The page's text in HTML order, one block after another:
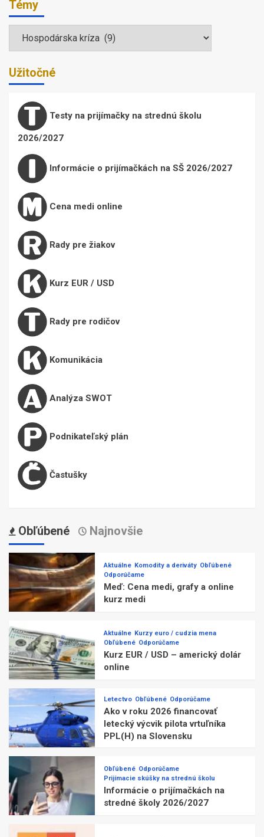
Témy
Témy
Užitočné
Testy na prijímačky na strednú školu
2026/2027
Informácie o prijímačkách na SŠ 2026/2027
Cena medi online
Rady pre žiakov
Kurz EUR / USD
Rady pre rodičov
Komunikácia
Analýza SWOT
Podnikateľský plán
Častušky
Obľúbené Najnovšie
Aktuálne Komodity a deriváty Obľúbené
Odporúčame
Meď: Cena medi, grafy a online
kurz medi
Aktuálne Kurzy euro / cudzia mena
Obľúbené Odporúčame
Kurz EUR / USD – americký dolár
online
Letectvo Obľúbené Odporúčame
Ako v roku 2026 financovať
letecký výcvik pilota vrtuľníka
PPL(H) na Slovensku
Obľúbené Odporúčame
Prijímacie skúšky na strednú školu
Informácie o prijímačkách na
stredné školy 2026/2027